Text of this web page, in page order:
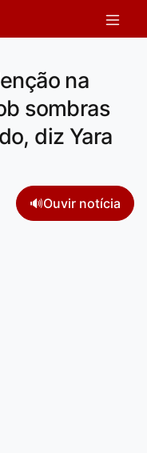
na
sombras
diz Yara
🔊Ouvir notícia